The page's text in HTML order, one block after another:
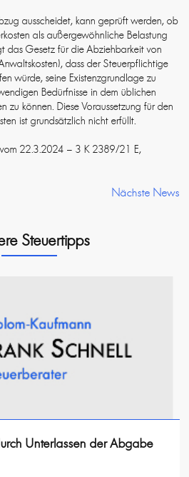
ausscheidet, kann geprüft werden, ob
als außergewöhnliche Belastung
das Gesetz für die Abziehbarkeit von
dass der Steuerpflichtige
würde, seine Existenzgrundlage zu
Bedürfnisse in dem üblichen
zu können. Diese Voraussetzung für den
ist grundsätzlich nicht erfüllt.
22.3.2024 – 3 K 2389/21 E,
Nächste News
Steuertipps
Unterlassen der Abgabe